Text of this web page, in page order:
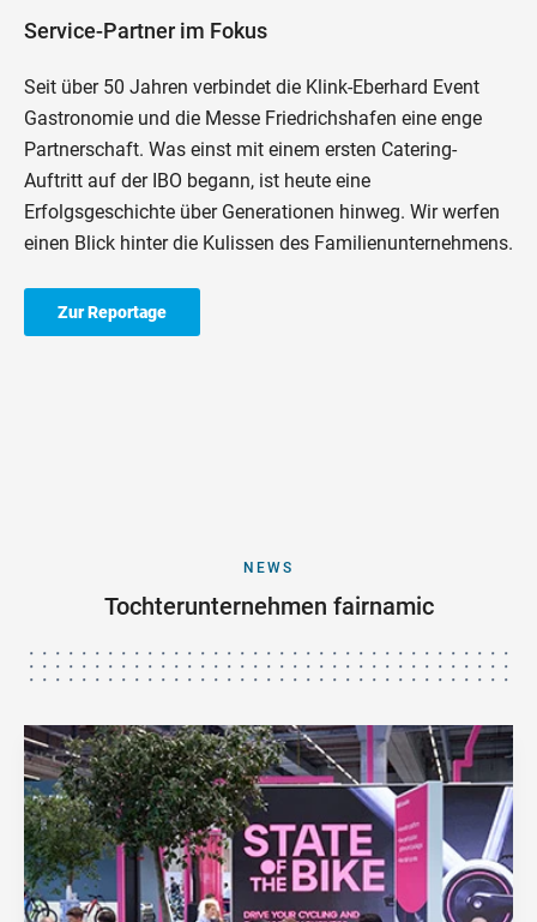
Service-Partner im Fokus
Seit über 50 Jahren verbindet die Klink-Eberhard Event
Gastronomie und die Messe Friedrichshafen eine enge
Partnerschaft. Was einst mit einem ersten Catering-
Auftritt auf der IBO begann, ist heute eine
Erfolgsgeschichte über Generationen hinweg. Wir werfen
einen Blick hinter die Kulissen des Familienunternehmens.
Zur Reportage
NEWS
Tochterunternehmen fairnamic